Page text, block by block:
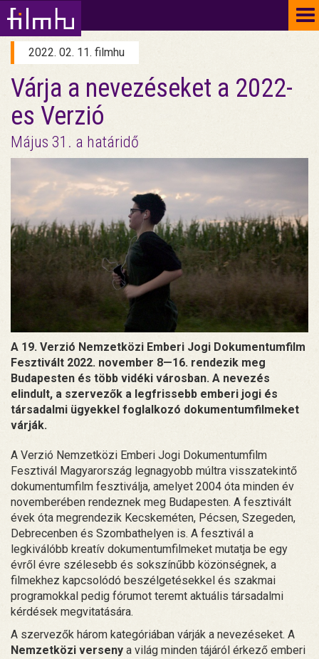
2022. 02. 11. filmhu
Várja a nevezéseket a 2022-
es Verzió
Május 31. a határidő
A 19. Verzió Nemzetközi Emberi Jogi Dokumentumfilm
Fesztivált 2022. november 8—16. rendezik meg
Budapesten és több vidéki városban. A nevezés
elindult, a szervezők a legfrissebb emberi jogi és
társadalmi ügyekkel foglalkozó dokumentumfilmeket
várják.
A Verzió Nemzetközi Emberi Jogi Dokumentumfilm
Fesztivál Magyarország legnagyobb múltra visszatekintő
dokumentumfilm fesztiválja, amelyet 2004 óta minden év
novemberében rendeznek meg Budapesten. A fesztivált
évek óta megrendezik Kecskeméten, Pécsen, Szegeden,
Debrecenben és Szombathelyen is. A fesztivál a
legkiválóbb kreatív dokumentumfilmeket mutatja be egy
évről évre szélesebb és sokszínűbb közönségnek, a
filmekhez kapcsolódó beszélgetésekkel és szakmai
programokkal pedig fórumot teremt aktuális társadalmi
kérdések megvitatására.
A szervezők három kategóriában várják a nevezéseket. A
Nemzetközi verseny a világ minden tájáról érkező emberi